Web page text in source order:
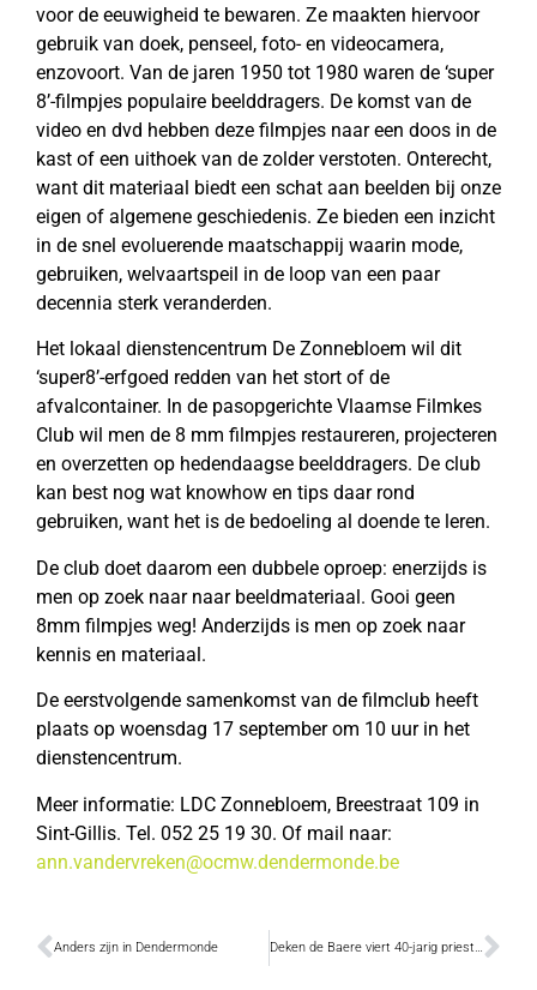
voor de eeuwigheid te bewaren. Ze maakten hiervoor
gebruik van doek, penseel, foto- en videocamera,
enzovoort. Van de jaren 1950 tot 1980 waren de ‘super
8’-filmpjes populaire beelddragers. De komst van de
video en dvd hebben deze filmpjes naar een doos in de
kast of een uithoek van de zolder verstoten. Onterecht,
want dit materiaal biedt een schat aan beelden bij onze
eigen of algemene geschiedenis. Ze bieden een inzicht
in de snel evoluerende maatschappij waarin mode,
gebruiken, welvaartspeil in de loop van een paar
decennia sterk veranderden.
Het lokaal dienstencentrum De Zonnebloem wil dit
‘super8’-erfgoed redden van het stort of de
afvalcontainer. In de pasopgerichte Vlaamse Filmkes
Club wil men de 8 mm filmpjes restaureren, projecteren
en overzetten op hedendaagse beelddragers. De club
kan best nog wat knowhow en tips daar rond
gebruiken, want het is de bedoeling al doende te leren.
De club doet daarom een dubbele oproep: enerzijds is
men op zoek naar naar beeldmateriaal. Gooi geen
8mm filmpjes weg! Anderzijds is men op zoek naar
kennis en materiaal.
De eerstvolgende samenkomst van de filmclub heeft
plaats op woensdag 17 september om 10 uur in het
dienstencentrum.
Meer informatie: LDC Zonnebloem, Breestraat 109 in
Sint-Gillis. Tel. 052 25 19 30. Of mail naar:
ann.vandervreken@ocmw.dendermonde.be
Anders zijn in Dendermonde Deken de Baere viert 40-jarig priesterjubileum